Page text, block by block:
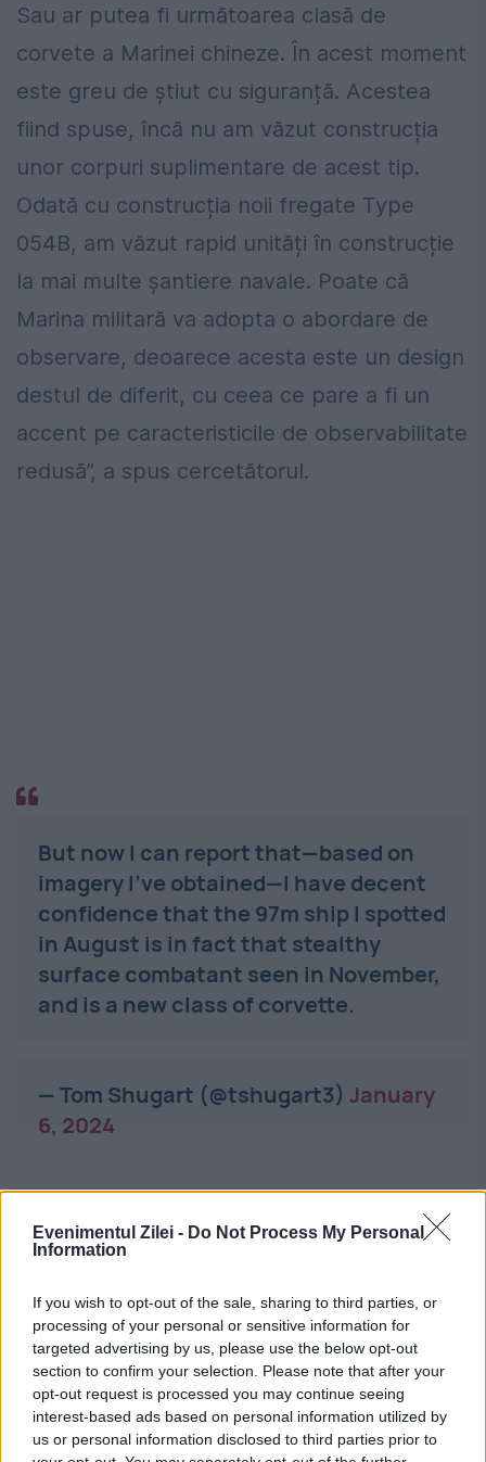
Evenimentul Zilei - Do Not Process My Personal
Information
If you wish to opt-out of the sale, sharing to third parties, or
processing of your personal or sensitive information for
targeted advertising by us, please use the below opt-out
section to confirm your selection. Please note that after your
opt-out request is processed you may continue seeing
interest-based ads based on personal information utilized by
us or personal information disclosed to third parties prior to
Sau ar putea fi următoarea clasă de
corvete a Marinei chineze. În acest moment
este greu de știut cu siguranță. Acestea
fiind spuse, încă nu am văzut construcția
unor corpuri suplimentare de acest tip.
Odată cu construcția noii fregate Type
054B, am văzut rapid unități în construcție
la mai multe șantiere navale. Poate că
Marina militară va adopta o abordare de
observare, deoarece acesta este un design
destul de diferit, cu ceea ce pare a fi un
accent pe caracteristicile de observabilitate
redusă”, a spus cercetătorul.
But now I can report that—based on
imagery I've obtained—I have decent
confidence that the 97m ship I spotted
in August is in fact that stealthy
surface combatant seen in November,
and is a new class of corvette.
— Tom Shugart (@tshugart3) January
6, 2024
O nouă clasă de corvete invizibile
pregătite de China
corveteinvizibile ar fi foarte valoroasă
pentru marina chineză. Aceasta ar putea fi
folosită în mai multe roluri, în special în
zonele apropiate de țărm: